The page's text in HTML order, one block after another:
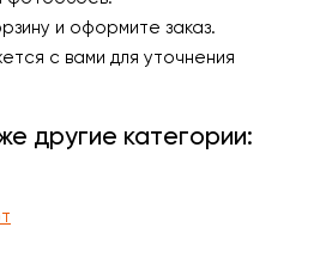
и оформите заказ.
с вами для уточнения
другие категории: